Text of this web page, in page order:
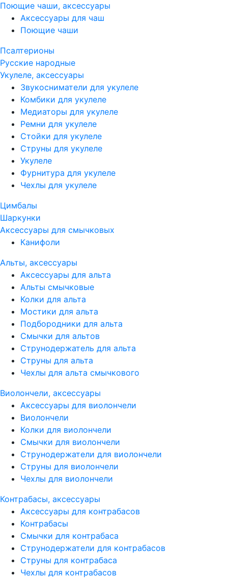
Поющие чаши, аксессуары
Аксессуары для чаш
Поющие чаши
Псалтерионы
Русские народные
Укулеле, аксессуары
Звукосниматели для укулеле
Комбики для укулеле
Медиаторы для укулеле
Ремни для укулеле
Стойки для укулеле
Струны для укулеле
Укулеле
Фурнитура для укулеле
Чехлы для укулеле
Цимбалы
Шаркунки
Аксессуары для смычковых
Канифоли
Альты, аксессуары
Аксессуары для альта
Альты смычковые
Колки для альта
Мостики для альта
Подбородники для альта
Смычки для альтов
Струнодержатель для альта
Струны для альта
Чехлы для альта смычкового
Виолончели, аксессуары
Аксессуары для виолончели
Виолончели
Колки для виолончели
Смычки для виолончели
Струнодержатели для виолончели
Струны для виолончели
Чехлы для виолончели
Контрабасы, аксессуары
Аксессуары для контрабасов
Контрабасы
Смычки для контрабаса
Струнодержатели для контрабасов
Струны для контрабаса
Чехлы для контрабасов